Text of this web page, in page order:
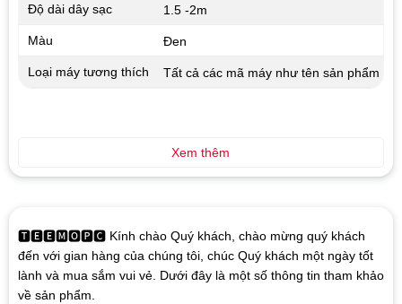
🆃🅴🅴🅼🅾🅿🅲 Kính chào Quý khách, chào mừng quý khách
đến với gian hàng của chúng tôi, chúc Quý khách một ngày tốt
lành và mua sắm vui vẻ. Dưới đây là một số thông tin tham khảo
về sản phẩm.
Độ dài dây sạc 1.5 -2m
Màu Đen
Loại máy tương thích Tất cả các mã máy như tên sản phẩm
Xem thêm